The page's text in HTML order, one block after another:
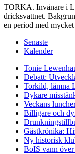
TORKA. Invånare i
dricksvattnet.
en period med
Senaste
Kalender
Tonie
Debatt:
Torkild, lämna
Dykare
Veckans luncher
Billigare och
Gästkrönika:
Ny historisk
BoIS vann över